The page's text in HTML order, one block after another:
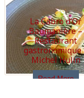
La Cabro d’Or
Baumanière –
Restaurant
gastronomique
Michel Hulin
Read More